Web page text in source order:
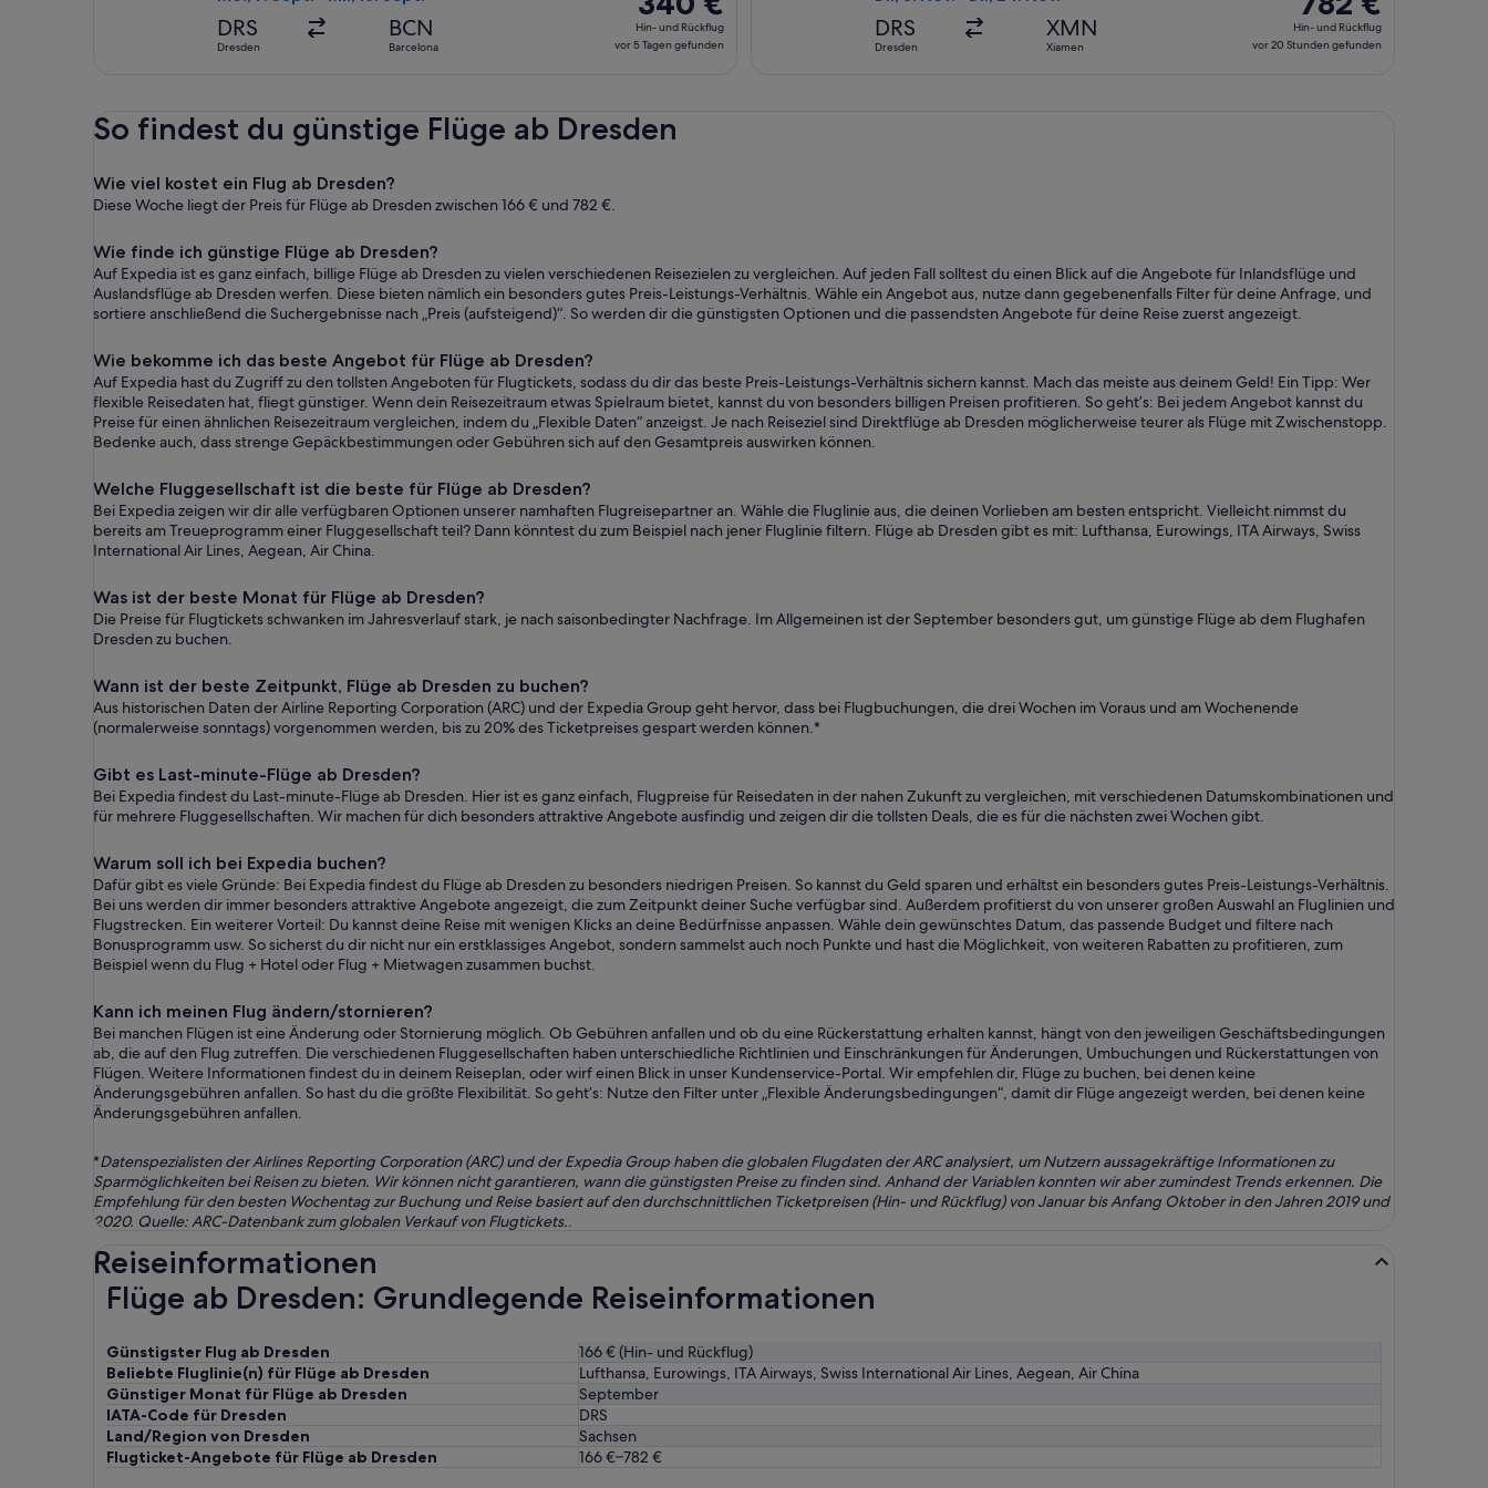
gefunden
gefunden
DRS
Dresden
BCN
Barcelona
Hin-
und
5 Tagen
gefunden
Hin- und Rückflug
vor 5 Tagen gefunden
DRS
Dresden
XMN
Xiamen
Hin-
und
Hin- und Rückflug
vor 20 Stunden gefunden
So findest du günstige Flüge ab Dresden
Wie viel kostet ein Flug ab Dresden?
Diese Woche liegt der Preis für Flüge ab Dresden zwischen 166 € und 782 €.
Wie finde ich günstige Flüge ab Dresden?
Auf Expedia ist es ganz einfach, billige Flüge ab Dresden zu vielen verschiedenen Reisezielen zu vergleichen. Auf jeden Fall solltest du einen Blick auf die Angebote für Inlandsflüge und
Auslandsflüge ab Dresden werfen. Diese bieten nämlich ein besonders gutes Preis-Leistungs-Verhältnis. Wähle ein Angebot aus, nutze dann gegebenenfalls Filter für deine Anfrage, und
sortiere anschließend die Suchergebnisse nach „Preis (aufsteigend)“. So werden dir die günstigsten Optionen und die passendsten Angebote für deine Reise zuerst angezeigt.
Wie bekomme ich das beste Angebot für Flüge ab Dresden?
Auf Expedia hast du Zugriff zu den tollsten Angeboten für Flugtickets, sodass du dir das beste Preis-Leistungs-Verhältnis sichern kannst. Mach das meiste aus deinem Geld! Ein Tipp: Wer
flexible Reisedaten hat, fliegt günstiger. Wenn dein Reisezeitraum etwas Spielraum bietet, kannst du von besonders billigen Preisen profitieren. So geht’s: Bei jedem Angebot kannst du
Preise für einen ähnlichen Reisezeitraum vergleichen, indem du „Flexible Daten“ anzeigst. Je nach Reiseziel sind Direktflüge ab Dresden möglicherweise teurer als Flüge mit Zwischenstopp.
Bedenke auch, dass strenge Gepäckbestimmungen oder Gebühren sich auf den Gesamtpreis auswirken können.
Welche Fluggesellschaft ist die beste für Flüge ab Dresden?
Bei Expedia zeigen wir dir alle verfügbaren Optionen unserer namhaften Flugreisepartner an. Wähle die Fluglinie aus, die deinen Vorlieben am besten entspricht. Vielleicht nimmst du
bereits am Treueprogramm einer Fluggesellschaft teil? Dann könntest du zum Beispiel nach jener Fluglinie filtern. Flüge ab Dresden gibt es mit: Lufthansa, Eurowings, ITA Airways, Swiss
International Air Lines, Aegean, Air China.
Was ist der beste Monat für Flüge ab Dresden?
Die Preise für Flugtickets schwanken im Jahresverlauf stark, je nach saisonbedingter Nachfrage. Im Allgemeinen ist der September besonders gut, um günstige Flüge ab dem Flughafen
Dresden zu buchen.
Wann ist der beste Zeitpunkt, Flüge ab Dresden zu buchen?
Aus historischen Daten der Airline Reporting Corporation (ARC) und der Expedia Group geht hervor, dass bei Flugbuchungen, die drei Wochen im Voraus und am Wochenende
(normalerweise sonntags) vorgenommen werden, bis zu 20% des Ticketpreises gespart werden können.*
Gibt es Last-minute-Flüge ab Dresden?
Bei Expedia findest du Last-minute-Flüge ab Dresden. Hier ist es ganz einfach, Flugpreise für Reisedaten in der nahen Zukunft zu vergleichen, mit verschiedenen Datumskombinationen und
für mehrere Fluggesellschaften. Wir machen für dich besonders attraktive Angebote ausfindig und zeigen dir die tollsten Deals, die es für die nächsten zwei Wochen gibt.
Warum soll ich bei Expedia buchen?
Dafür gibt es viele Gründe: Bei Expedia findest du Flüge ab Dresden zu besonders niedrigen Preisen. So kannst du Geld sparen und erhältst ein besonders gutes Preis-Leistungs-Verhältnis.
Bei uns werden dir immer besonders attraktive Angebote angezeigt, die zum Zeitpunkt deiner Suche verfügbar sind. Außerdem profitierst du von unserer großen Auswahl an Fluglinien und
Flugstrecken. Ein weiterer Vorteil: Du kannst deine Reise mit wenigen Klicks an deine Bedürfnisse anpassen. Wähle dein gewünschtes Datum, das passende Budget und filtere nach
Bonusprogramm usw. So sicherst du dir nicht nur ein erstklassiges Angebot, sondern sammelst auch noch Punkte und hast die Möglichkeit, von weiteren Rabatten zu profitieren, zum
Beispiel wenn du Flug + Hotel oder Flug + Mietwagen zusammen buchst.
Kann ich meinen Flug ändern/stornieren?
Bei manchen Flügen ist eine Änderung oder Stornierung möglich. Ob Gebühren anfallen und ob du eine Rückerstattung erhalten kannst, hängt von den jeweiligen Geschäftsbedingungen
ab, die auf den Flug zutreffen. Die verschiedenen Fluggesellschaften haben unterschiedliche Richtlinien und Einschränkungen für Änderungen, Umbuchungen und Rückerstattungen von
Flügen. Weitere Informationen findest du in deinem Reiseplan, oder wirf einen Blick in unser Kundenservice-Portal. Wir empfehlen dir, Flüge zu buchen, bei denen keine
Änderungsgebühren anfallen. So hast du die größte Flexibilität. So geht’s: Nutze den Filter unter „Flexible Änderungsbedingungen“, damit dir Flüge angezeigt werden, bei denen keine
Änderungsgebühren anfallen.
*Datenspezialisten der Airlines Reporting Corporation (ARC) und der Expedia Group haben die globalen Flugdaten der ARC analysiert, um Nutzern aussagekräftige Informationen zu
Sparmöglichkeiten bei Reisen zu bieten. Wir können nicht garantieren, wann die günstigsten Preise zu finden sind. Anhand der Variablen konnten wir aber zumindest Trends erkennen. Die
Empfehlung für den besten Wochentag zur Buchung und Reise basiert auf den durchschnittlichen Ticketpreisen (Hin- und Rückflug) von Januar bis Anfang Oktober in den Jahren 2019 und
2020. Quelle: ARC-Datenbank zum globalen Verkauf von Flugtickets..
Reiseinformationen
Flüge ab Dresden: Grundlegende Reiseinformationen
Günstigster Flug ab Dresden
166 € (Hin- und Rückflug)
Beliebte Fluglinie(n) für Flüge ab Dresden
Lufthansa, Eurowings, ITA Airways, Swiss International Air Lines, Aegean, Air China
Günstiger Monat für Flüge ab Dresden
September
IATA-Code für Dresden
DRS
Land/Region von Dresden
Sachsen
Flugticket-Angebote für Flüge ab Dresden
166 €–782 €